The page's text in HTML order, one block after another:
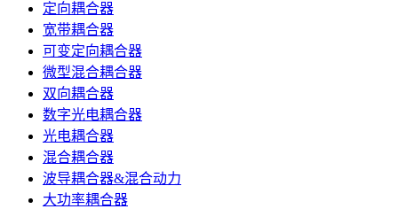
定向耦合器
宽带耦合器
可变定向耦合器
微型混合耦合器
双向耦合器
数字光电耦合器
光电耦合器
混合耦合器
波导耦合器&混合动力
大功率耦合器